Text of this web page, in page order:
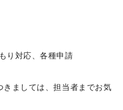
り対応、各種申請
ましては、担当者までお気